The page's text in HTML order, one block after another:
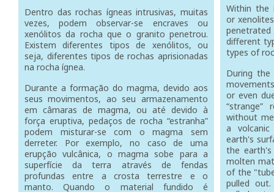
Dentro das rochas ígneas intrusivas, muitas
vezes, podem observar-se encraves ou
xenólitos da rocha que o granito penetrou.
Existem diferentes tipos de xenólitos, ou
seja, diferentes tipos de rochas aprisionadas
na rocha ígnea.
Durante a formação do magma, devido aos
seus movimentos, ao seu armazenamento
em câmaras de magma, ou até devido à
força eruptiva, pedaços de rocha “estranha”
podem misturar-se com o magma sem
derreter. Por exemplo, no caso de uma
erupção vulcânica, o magma sobe para a
superfície da terra através de fendas
profundas entre a crosta terrestre e o
manto. Quando o material fundido é
Within the
or
different
types of
During
or even
without
a
earth's
the
molten
of the
pulled